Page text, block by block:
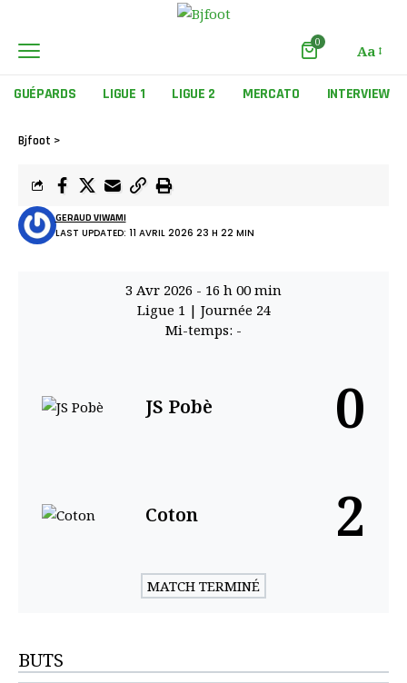
0 Aa
GUÉPARDS LIGUE 1 LIGUE 2 MERCATO INTERVIEW
Bjfoot >
LAST UPDATED: 11 AVRIL 2026 23 H 22 MIN
GERAUD VIWAMI
3 Avr 2026 - 16 h 00 min
Ligue 1 | Journée 24
Mi-temps: -
JS Pobè 0
Coton 2
MATCH TERMINÉ
BUTS